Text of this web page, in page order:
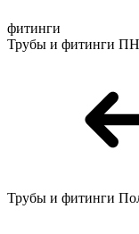
фитинги
Трубы и фитинги
Трубы и фитинги